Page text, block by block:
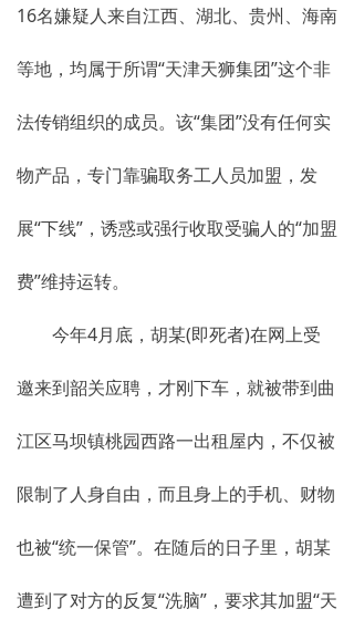
16名嫌疑人来自江西、湖北、贵州、海南
等地，均属于所谓“天津天狮集团”这个非
法传销组织的成员。该“集团”没有任何实
物产品，专门靠骗取务工人员加盟，发
展“下线”，诱惑或强行收取受骗人的“加盟
费”维持运转。
今年4月底，胡某(即死者)在网上受
邀来到韶关应聘，才刚下车，就被带到曲
江区马坝镇桃园西路一出租屋内，不仅被
限制了人身自由，而且身上的手机、财物
也被“统一保管”。在随后的日子里，胡某
遭到了对方的反复“洗脑”，要求其加盟“天